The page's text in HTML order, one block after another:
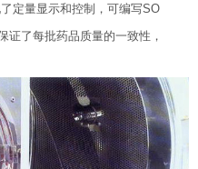
定量显示和控制，可编写SO
证了每批药品质量的一致性，